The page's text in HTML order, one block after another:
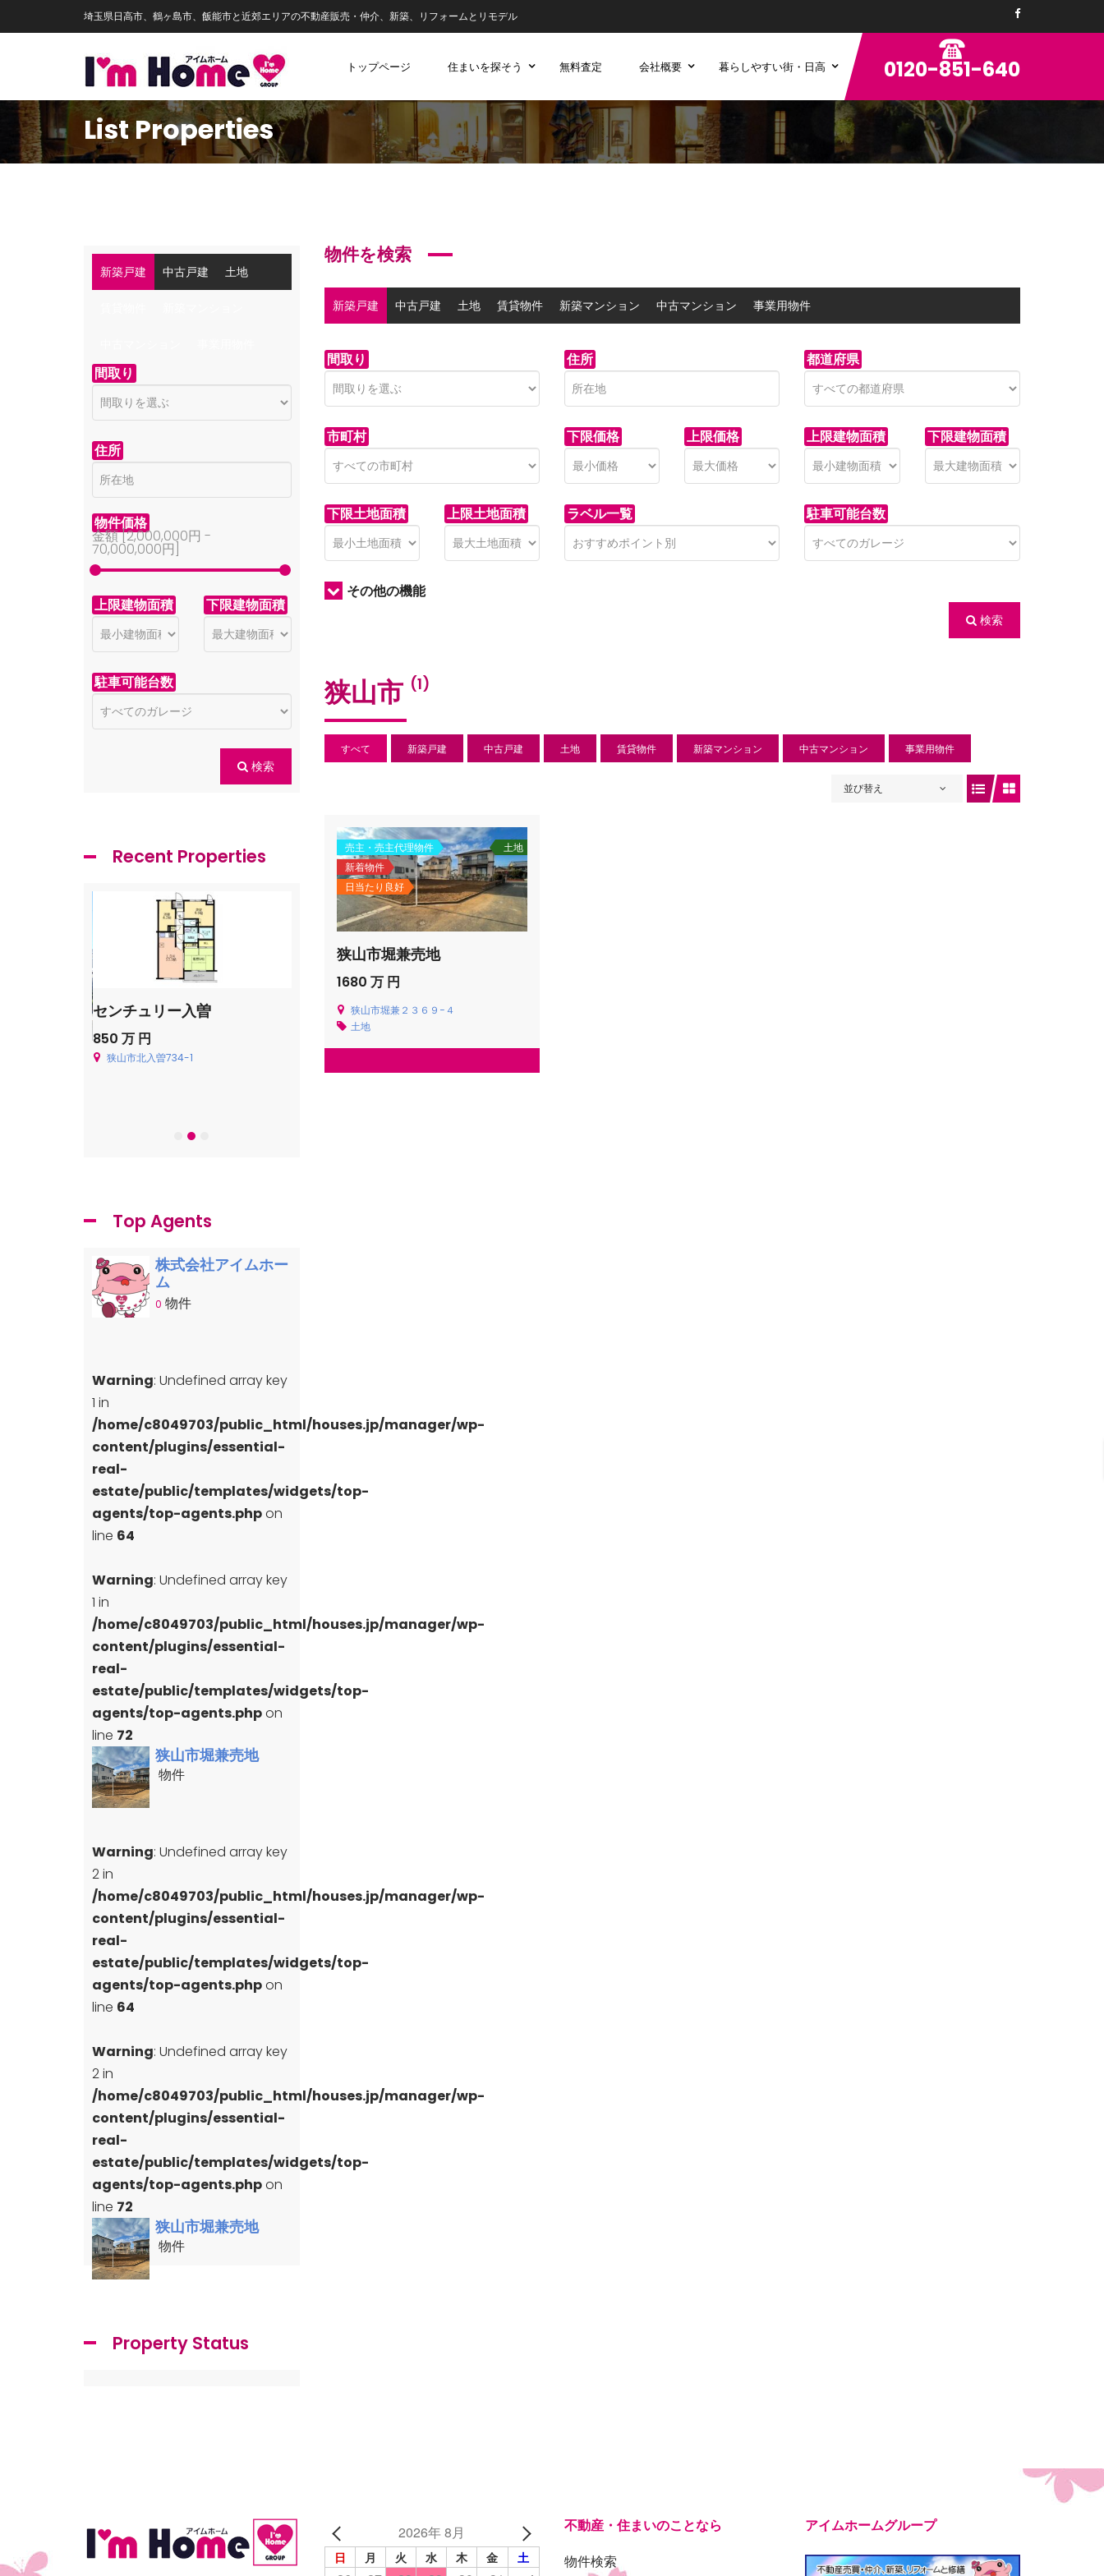
埼玉県日高市、鶴ヶ島市、飯能市と近郊エリアの不動産販売・仲介、新築、リフォームとリモデル
トップページ 住まいを探そう 無料査定 会社概要 暮らしやすい街・日高 0120-851-640
List Properties
物件を検索
新築戸建 中古戸建 土地 賃貸物件 新築マンション 中古マンション 事業用物件
間取り 住所 都道府県
市町村 下限価格 上限価格 上限建物面積 下限建物面積
下限土地面積 上限土地面積 ラベル一覧 駐車可能台数
その他の機能
検索
狭山市 (1)
すべて 新築戸建 中古戸建 土地 賃貸物件 新築マンション 中古マンション 事業用物件
並び替え
売主・売主代理物件
新着物件
日当たり良好
土地
狭山市堀兼売地
1680 万 円
狭山市堀兼２３６９−４
土地
新築戸建 中古戸建 土地
間取り
住所
物件価格
金額 [2,000,000円 -
70,000,000円
上限建物面積 下限建物面積
駐車可能台数
検索
Recent Properties
センチュリー入曽
850 万 円
狭山市北入曽734-1
飯能市青木新築分譲住宅
Top Agents
株式会社アイムホー
ム
0 物件
Warning: Undefined array key
1 in
/home/c8049703/public_html/houses.jp/manager/wp-
content/plugins/essential-
real-
estate/public/templates/widgets/top-
agents/top-agents.phpon
line 64
Warning: Undefined array key
1 in
/home/c8049703/public_html/houses.jp/manager/wp-
content/plugins/essential-
real-
estate/public/templates/widgets/top-
agents/top-agents.phpon
line 72
狭山市堀兼売地
物件
Warning: Undefined array key
2 in
/home/c8049703/public_html/houses.jp/manager/wp-
content/plugins/essential-
real-
estate/public/templates/widgets/top-
agents/top-agents.phpon
line 64
Warning: Undefined array key
2 in
/home/c8049703/public_html/houses.jp/manager/wp-
content/plugins/essential-
real-
estate/public/templates/widgets/top-
agents/top-agents.phpon
line 72
狭山市堀兼売地
物件
Property Status
2026年 8月
日 月 火 水 木 金 土
不動産・住まいのことなら
物件検索
アイムホームグループ